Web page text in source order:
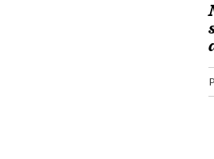
Stagnatie van professionals -
We leven in een maatschappij die
is en die om aanpassingen vraagt,